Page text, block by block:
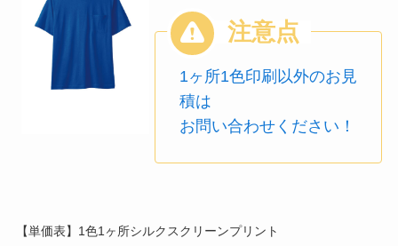
1ヶ所1色印刷以外のお見
積は
お問い合わせください！
【単価表】1色1ヶ所シルクスクリーンプリント